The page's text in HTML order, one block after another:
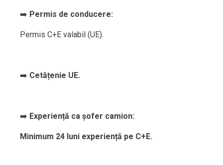
➡️ Permis de conducere:
Permis C+E valabil (UE).
➡️ Cetățenie UE.
➡️ Experiență ca șofer camion:
Minimum 24 luni experiență pe C+E.